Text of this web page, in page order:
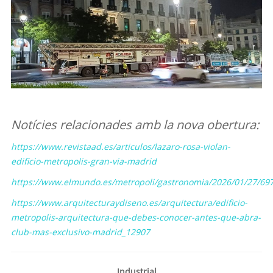
Notícies relacionades amb la nova obertura:
https://www.revistaad.es/articulos/lazaro-rosa-violan-
edificio-metropolis-gran-via-madrid
https://www.elmundo.es/metropoli/gastronomia/2026/01/27/
https://www.arquitecturaydiseno.es/arquitectura/edificio-
metropolis-arquitectura-que-debes-conocer-antes-que-abra-
club-mas-exclusivo-madrid_12907